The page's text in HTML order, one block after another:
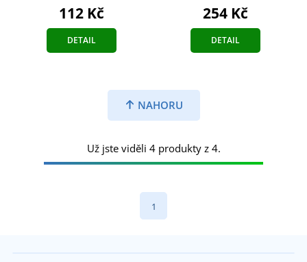
112 Kč
DETAIL
254 Kč
DETAIL
NAHORU
Už jste viděli 4 produkty z 4.
1